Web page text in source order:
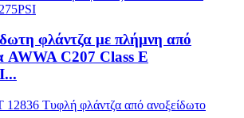
φλάντζα με πλήμνη από
AWWA C207 Class E